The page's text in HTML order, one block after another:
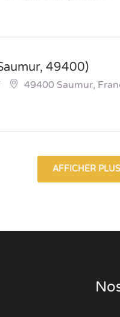
49400)
49400 Saumur,
AFFICHER PLUS